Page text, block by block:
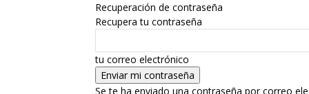
Recuperación de contraseña
Recupera tu contraseña
tu correo electrónico
Se te ha enviado una contraseña por correo